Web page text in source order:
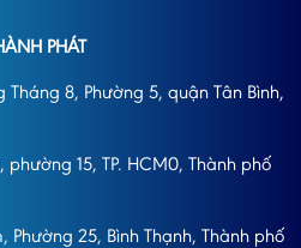
PHÁT
8, Phường 5, quận Tân Bình,
phường 15, TP. HCM0, Thành phố
Phường 25, Bình Thạnh, Thành phố